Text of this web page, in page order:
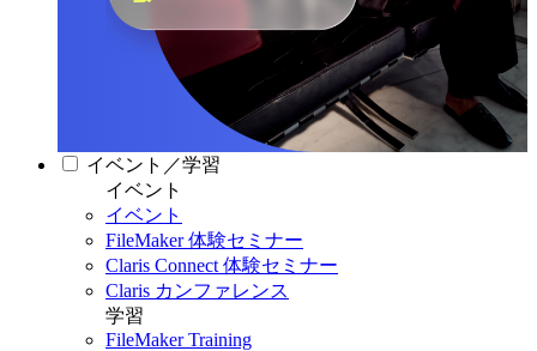
イベント／学習
イベント
イベント
FileMaker 体験セミナー
Claris Connect 体験セミナー
Claris カンファレンス
学習
FileMaker Training